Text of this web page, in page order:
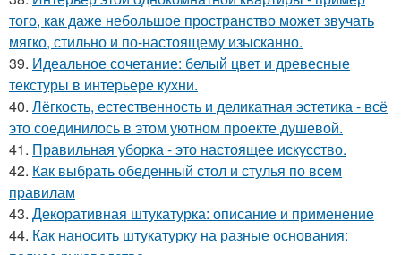
того, как даже небольшое пространство может звучать
мягко, стильно и по-настоящему изысканно.
39. Идеальное сочетание: белый цвет и древесные
текстуры в интерьере кухни.
40. Лёгкость, естественность и деликатная эстетика - всё
это соединилось в этом уютном проекте душевой.
41. Правильная уборка - это настоящее искусство.
42. Как выбрать обеденный стол и стулья по всем
правилам
43. Декоративная штукатурка: описание и применение
44. Как наносить штукатурку на разные основания: